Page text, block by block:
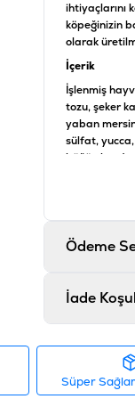
ihtiyaçlarını
köpeğinizin
olarak
İçerik
İşlenmiş
tozu, şeker
yaban
sülfat, yucca,
Vitamin A
Ürün
Barkod
Ödeme
İade
Süper